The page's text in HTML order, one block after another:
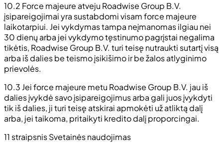
10.2 Force majeure atveju Roadwise Group B.V.
įsipareigojimai yra sustabdomi visam force majeure
laikotarpiui. Jei vykdymas tampa neįmanomas ilgiau nei
30 dienų arba jei vykdymo tęstinumo pagrįstai negalima
tikėtis, Roadwise Group B.V. turi teisę nutraukti sutartį visą
arba iš dalies be teismo įsikišimo ir be žalos atlyginimo
prievolės.
10.3 Jei force majeure metu Roadwise Group B.V. jau iš
dalies įvykdė savo įsipareigojimus arba gali juos įvykdyti
tik iš dalies, ji turi teisę atskirai apmokėti už atliktą dalį
arba, jei taikoma, pritaikyti kredito dalį proporcingai.
11 straipsnis Svetainės naudojimas